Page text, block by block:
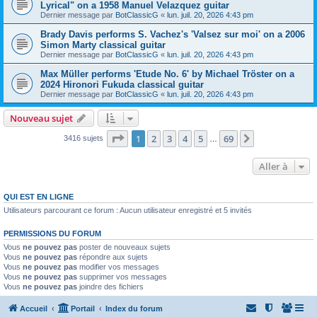
Lyrical" on a 1958 Manuel Velazquez guitar
Dernier message par BotClassicG « lun. juil. 20, 2026 4:43 pm
Brady Davis performs S. Vachez's 'Valsez sur moi' on a 2006
Simon Marty classical guitar
Dernier message par BotClassicG « lun. juil. 20, 2026 4:43 pm
Max Müller performs 'Etude No. 6' by Michael Tröster on a
2024 Hironori Fukuda classical guitar
Dernier message par BotClassicG « lun. juil. 20, 2026 4:43 pm
Nouveau sujet
3416 sujets Page 1sur69
1 2 3 4 5 69
Aller à
QUI EST EN LIGNE
Utilisateurs parcourant ce forum : Aucun utilisateur enregistré et 5 invités
PERMISSIONS DU FORUM
Vous ne pouvez pas poster de nouveaux sujets
Vous ne pouvez pas répondre aux sujets
Vous ne pouvez pas modifier vos messages
Vous ne pouvez pas supprimer vos messages
Vous ne pouvez pas joindre des fichiers
Accueil Portail Index du forum